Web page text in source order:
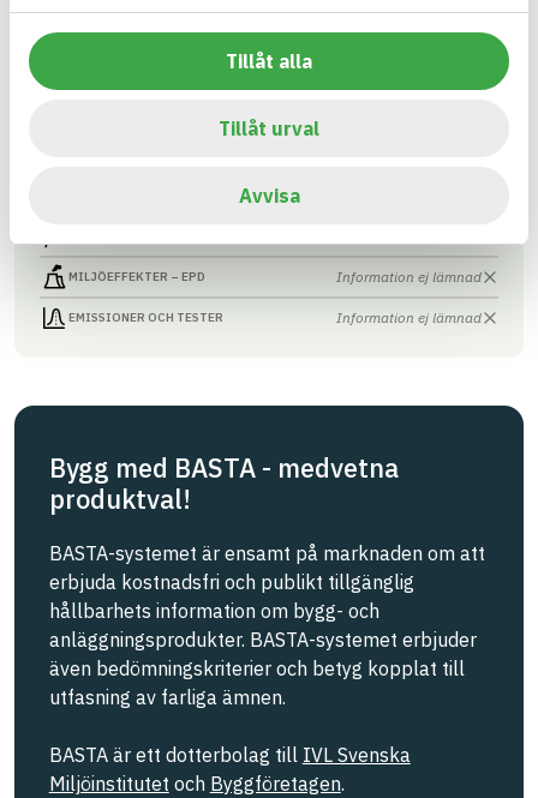
Tillåt alla
Tillåt urval
Avvisa
10990000
BK04-KOD
GTIN
Grön Infra Sverige AB
VARUMÄRKE
Grön Infra
741787
HÄLSO- OCH MILJÖ­FARLIGHET
MILJÖEFFEKTER – EPD Information ej lämnad
EMISSIONER OCH TESTER Information ej lämnad
Bygg med BASTA - medvetna
produktval!
BASTA-systemet är ensamt på marknaden om att
erbjuda kostnadsfri och publikt tillgänglig
hållbarhets information om bygg- och
anläggningsprodukter. BASTA-systemet erbjuder
även bedömningskriterier och betyg kopplat till
utfasning av farliga ämnen.
BASTA är ett dotterbolag till IVL Svenska
Miljöinstitutet och Byggföretagen.